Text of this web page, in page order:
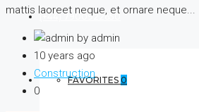
(+44) 7900922650
FAVORITES 0
mattis laoreet neque, et ornare neque...
by admin
10 years ago
Construction
0